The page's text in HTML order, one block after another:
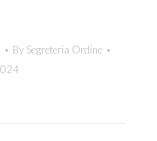
By Segreteria Ordine